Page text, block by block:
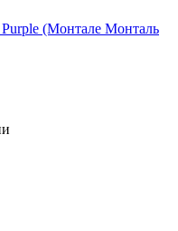
(Монтале Монталь